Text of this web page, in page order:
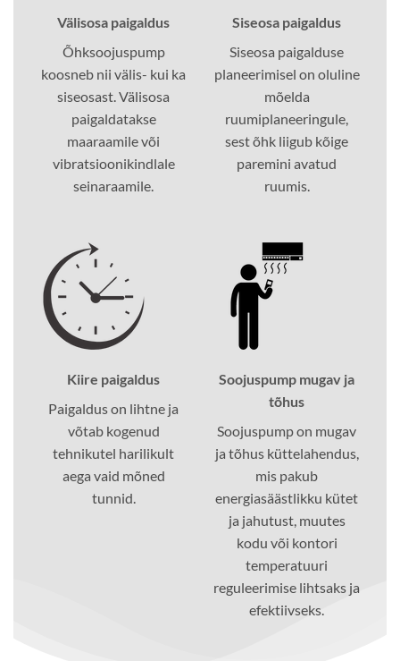
Välisosa paigaldus
Õhksoojuspump
koosneb nii välis- kui ka
siseosast. Välisosa
paigaldatakse
maaraamile või
vibratsioonikindlale
seinaraamile.
Siseosa paigaldus
Siseosa paigalduse
planeerimisel on oluline
mõelda
ruumiplaneeringule,
sest õhk liigub kõige
paremini avatud
ruumis.
Kiire paigaldus
Paigaldus on lihtne ja
võtab kogenud
tehnikutel harilikult
aega vaid mõned
tunnid.
Soojuspump mugav ja
tõhus
Soojuspump on mugav
ja tõhus küttelahendus,
mis pakub
energiasäästlikku kütet
ja jahutust, muutes
kodu või kontori
temperatuuri
reguleerimise lihtsaks ja
efektiivseks.